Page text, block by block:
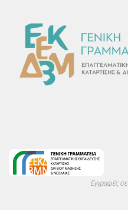
Εγγραφές